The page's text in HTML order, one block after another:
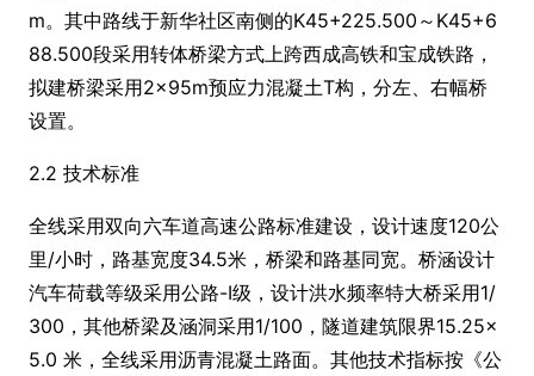
m。其中路线于新华社区南侧的K45+225.500～K45+6
88.500段采用转体桥梁方式上跨西成高铁和宝成铁路，
拟建桥梁采用2×95m预应力混凝土T构，分左、右幅桥
设置。
2.2 技术标准
全线采用双向六车道高速公路标准建设，设计速度120公
里/小时，路基宽度34.5米，桥梁和路基同宽。桥涵设计
汽车荷载等级采用公路-I级，设计洪水频率特大桥采用1/
300，其他桥梁及涵洞采用1/100，隧道建筑限界15.25×
5.0 米，全线采用沥青混凝土路面。其他技术指标按《公